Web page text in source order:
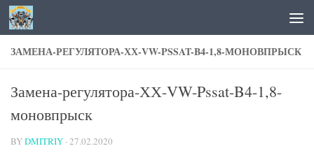
Skip to content
ЗАМЕНА-РЕГУЛЯТОРА-ХХ-VW-PSSAT-B4-1,8-МОНОВПРЫСК
Замена-регулятора-ХХ-VW-Pssat-B4-1,8-
моновпрыск
BYDMITRIY · 27.02.2020